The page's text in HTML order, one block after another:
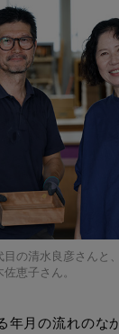
目の清水良彦さんと
恵子さん。
年月の流れのな